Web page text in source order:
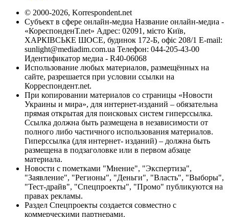
© 2000-2026, Korrespondent.net
Субъект в сфере онлайн-медиа Название онлайн-медиа -
«КореспонденТ.net» Адрес: 02091, місто Київ,
ХАРКІВСЬКЕ ШОСЕ, будинок 172-Б, офіс 208/1 E-mail:
sunlight@mediadim.com.ua Телефон: 044-205-43-00
Идентификатор медиа - R40-06068
Использование любых материалов, размещённых на
сайте, разрешается при условии ссылки на
Корреспондент.net.
При копировании материалов со страницы «Новости
Украины и мира», для интернет-изданий – обязательна
прямая открытая для поисковых систем гиперссылка.
Ссылка должна быть размещена в независимости от
полного либо частичного использования материалов.
Гиперссылка (для интернет- изданий) – должна быть
размещена в подзаголовке или в первом абзаце
материала.
Новости с пометками "Мнение", "Экспертиза",
"Заявление", "Регионы", "Деньги", "Власть", "Выборы",
"Тест-драйв", "Спецпроекты", "Промо" публикуются на
правах рекламы.
Раздел Спецпроекты создается совместно с
коммерческими партнерами.